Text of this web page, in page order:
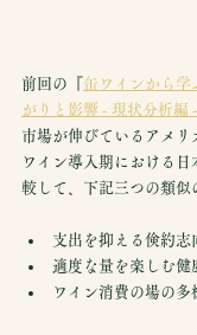
前回の『 缶ワインから学
がりと影響 - 現状分析編 -
市場が伸びているアメリ
ワイン導入期における
較して、下記三つの類似
支出を抑える倹約志
適度な量を楽しむ健
ワイン消費の場の多